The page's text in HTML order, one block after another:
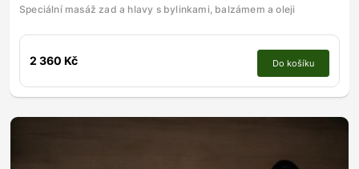
Speciální masáž zad a hlavy s bylinkami, balzámem a oleji
2 360 Kč Do košíku